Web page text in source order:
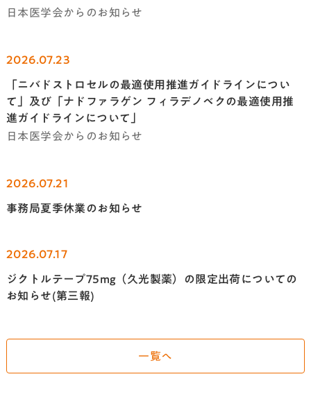
日本医学会からのお知らせ
2026.07.23
「ニバドストロセルの最適使用推進ガイドラインについ
て」及び「ナドファラゲン フィラデノベクの最適使用推
進ガイドラインについて」
日本医学会からのお知らせ
2026.07.21
事務局夏季休業のお知らせ
2026.07.17
ジクトルテープ75mg（久光製薬）の限定出荷についての
お知らせ(第三報)
一覧へ